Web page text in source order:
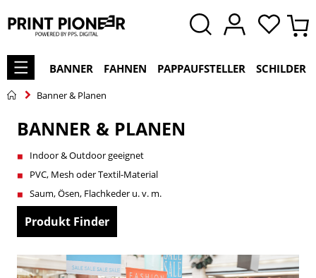
BANNER FAHNEN PAPPAUFSTELLER SCHILDER
Banner & Planen
BANNER & PLANEN
Indoor & Outdoor geeignet
PVC, Mesh oder Textil-Material
Saum, Ösen, Flachkeder u. v. m.
Produkt Finder